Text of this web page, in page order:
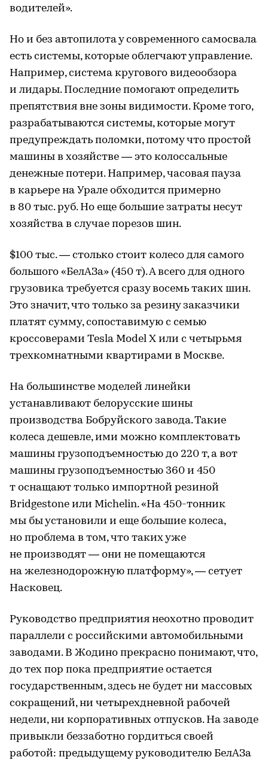
водителей».
Но и без автопилота у современного самосвала
есть системы, которые облегчают управление.
Например, система кругового видеообзора
и лидары. Последние помогают определить
препятствия вне зоны видимости. Кроме того,
разрабатываются системы, которые могут
предупреждать поломки, потому что простой
машины в хозяйстве — это колоссальные
денежные потери. Например, часовая пауза
в карьере на Урале обходится примерно
в 80 тыс. руб. Но еще большие затраты несут
хозяйства в случае порезов шин.
$100 тыс. — столько стоит колесо для самого
большого «БелАЗа» (450 т). А всего для одного
грузовика требуется сразу восемь таких шин.
Это значит, что только за резину заказчики
платят сумму, сопоставимую с семью
кроссоверами Tesla Model X или с четырьмя
трехкомнатными квартирами в Москве.
На большинстве моделей линейки
устанавливают белорусские шины
производства Бобруйского завода. Такие
колеса дешевле, ими можно комплектовать
машины грузоподъемностью до 220 т, а вот
машины грузоподъемностью 360 и 450
т оснащают только импортной резиной
Bridgestone или Michelin. «На 450-тонник
мы бы установили и еще большие колеса,
но проблема в том, что таких уже
не производят — они не помещаются
на железнодорожную платформу», — сетует
Насковец.
Руководство предприятия неохотно проводит
параллели с российскими автомобильными
заводами. В Жодино прекрасно понимают, что,
до тех пор пока предприятие остается
государственным, здесь не будет ни массовых
сокращений, ни четырехдневной рабочей
недели, ни корпоративных отпусков. На заводе
привыкли беззаботно гордиться своей
работой: предыдущему руководителю БелАЗа